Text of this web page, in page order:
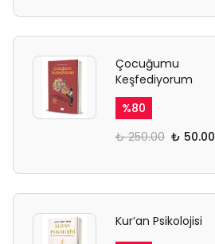
Çocuğumu
Keşfediyorum
%80
₺ 250.00 ₺ 50.00
Kur’an Psikolojisi